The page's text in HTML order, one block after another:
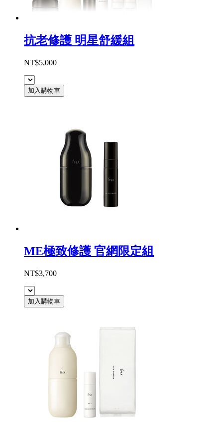
抗老修護 明星舒緩組
NT$5,000
加入購物車
ME極致修護 官網限定組
NT$3,700
加入購物車